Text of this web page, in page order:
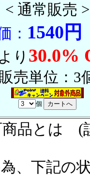
< 通常販売 >
： 1540円
り 30.0%
売単位：3
個
品とは (
、下記の